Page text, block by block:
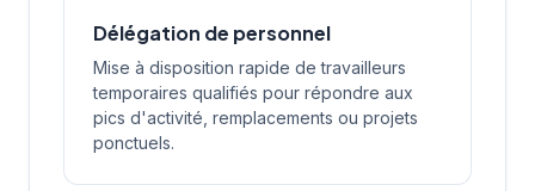
Délégation de personnel
Mise à disposition rapide de travailleurs
temporaires qualifiés pour répondre aux
pics d'activité, remplacements ou projets
ponctuels.